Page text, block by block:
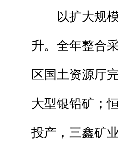
以扩大规模
升。全年整合
区国土资源厅
大型银铅矿；
投产，三鑫矿